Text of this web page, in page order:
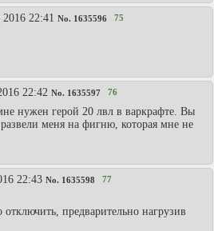
22:41 No. 1635596 75
22:42 No. 1635597 76
нужен герой 20 лвл в варкрафте. Вы
меня на фигню, которая мне не
22:43 No. 1635598 77
предварительно нагрузив